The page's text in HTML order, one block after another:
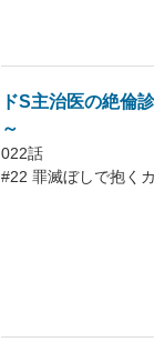
ドS主治医の絶倫
～
022話
#22 罪滅ぼしで抱く